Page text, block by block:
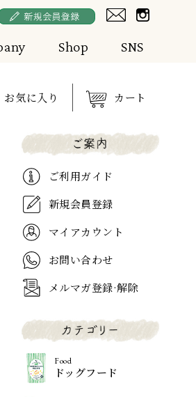
Shop SNS
お気に入り カート
ご利用ガイド
新規会員登録
マイアカウント
お問い合わせ
メルマガ登録·解除
Food
ドッグフード